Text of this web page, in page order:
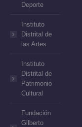
Deporte
Instituto
Distrital de
las Artes
Instituto
Distrital de
Patrimonio
Cultural
Fundación
Gilberto